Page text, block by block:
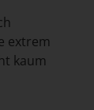
extrem
kaum